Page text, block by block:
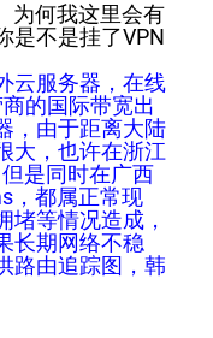
为何我这里会有
是不是挂了VPN
云服务器，在线
的国际带宽出
，由于距离大陆
大，也许在浙江
是同时在广西
，都属正常现
堵等情况造成，
长期网络不稳
路由追踪图，韩